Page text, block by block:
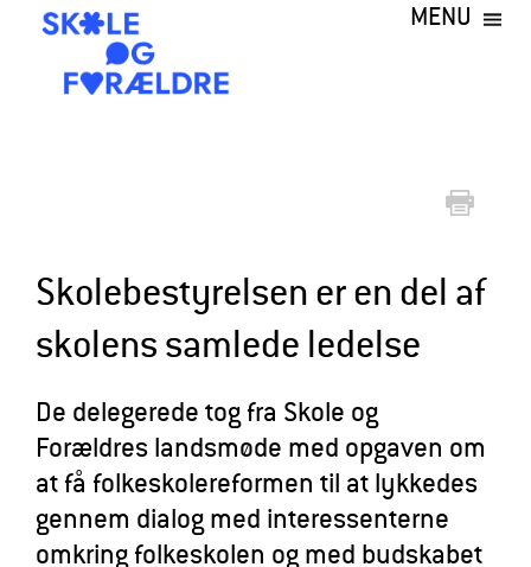
hovedindhold
e
g
F
o
r
æ
MENU
Skolebestyrelsen er en del af
skolens samlede ledelse
De delegerede tog fra Skole og
Forældres landsmøde med opgaven om
at få folkeskolereformen til at lykkedes
gennem dialog med interessenterne
omkring folkeskolen og med budskabet